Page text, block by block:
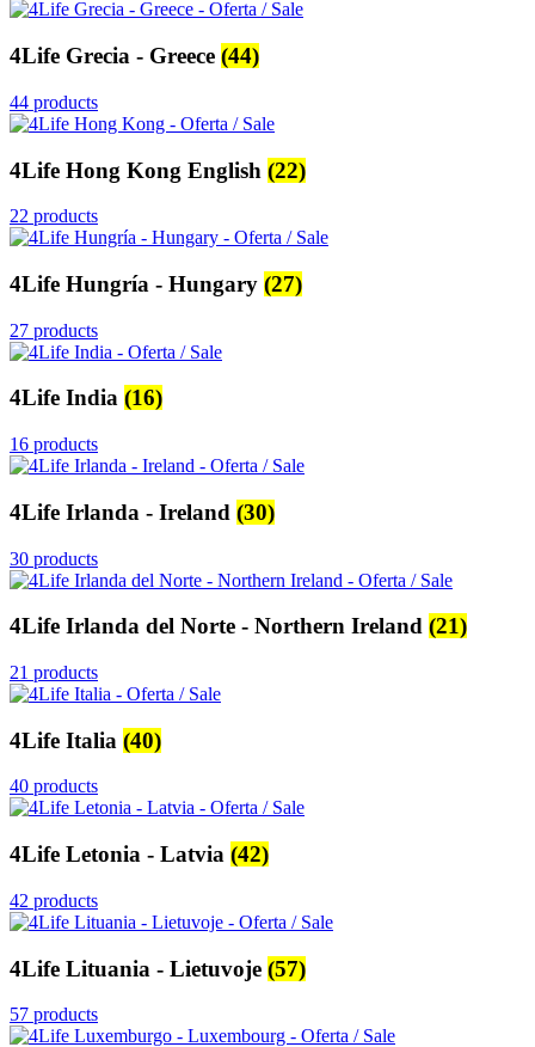
4Life Grecia - Greece (44)
44 products
4Life Hong Kong English (22)
22 products
4Life Hungría - Hungary (27)
27 products
4Life India (16)
16 products
4Life Irlanda - Ireland (30)
30 products
4Life Irlanda del Norte - Northern Ireland (21)
21 products
4Life Italia (40)
40 products
4Life Letonia - Latvia (42)
42 products
4Life Lituania - Lietuvoje (57)
57 products